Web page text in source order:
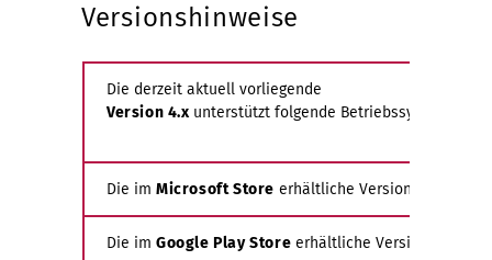
Versionshinweise
Die derzeit aktuell vorliegende
Version 4.x unterstützt folgende Betriebssysteme:
Die im Microsoft Store erhältliche Version
Die im Google Play Store erhältliche Version